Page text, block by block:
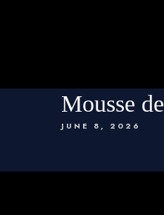
Mousse
JUNE 8, 2026